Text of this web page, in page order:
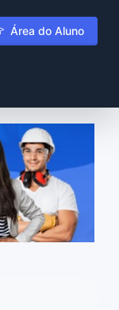
Área do Aluno